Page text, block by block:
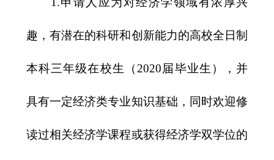
趣，有潜在的科研和创新能力的高校全日制
本科三年级在校生（ 2020届毕业生），并
具有一定经济类专业知识基础，同时欢迎修
读过相关经济学课程或获得经济学双学位的